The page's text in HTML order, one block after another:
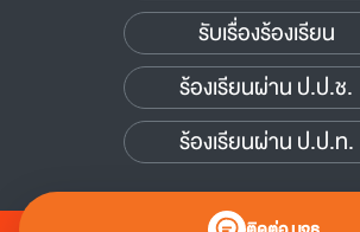
รับเรื่องร้องเรียน
ร้องเรียนผ่าน ป.ป.ช.
ร้องเรียนผ่าน ป.ป.ท.